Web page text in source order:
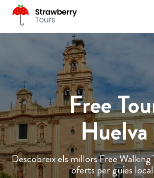
Free
Huelva
Descobreix els millors Free
oferts per guies